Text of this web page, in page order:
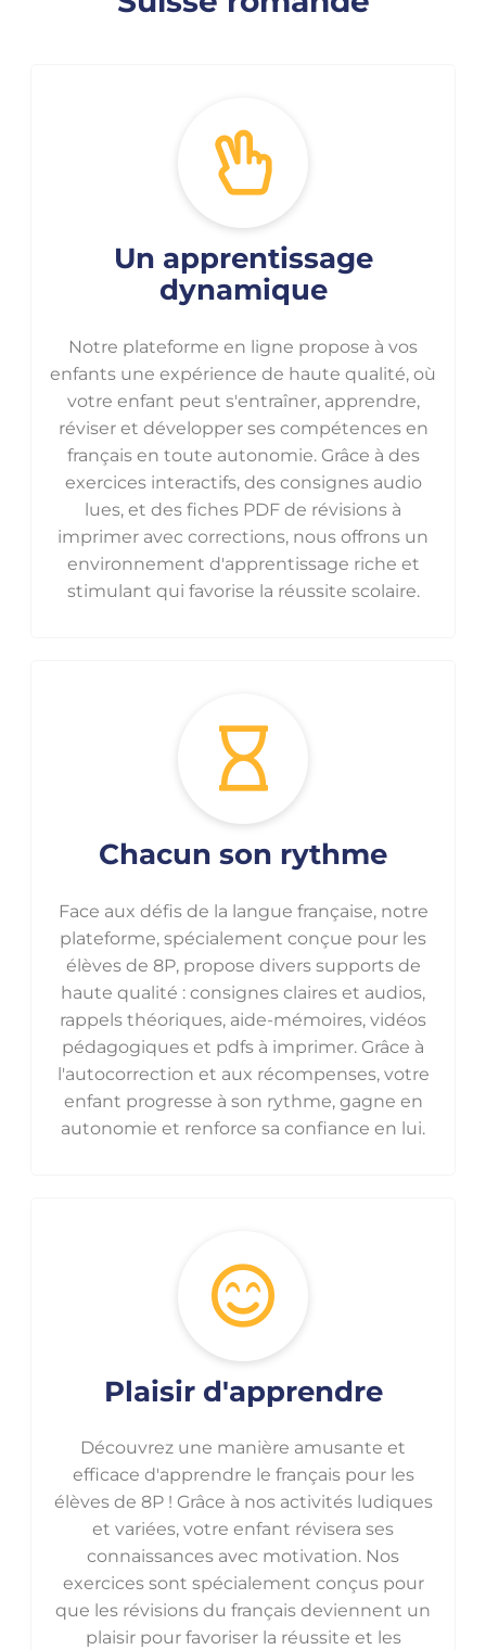
Un apprentissage
dynamique
Notre plateforme en ligne propose à vos
enfants une expérience de haute qualité, où
votre enfant peut s'entraîner, apprendre,
réviser et développer ses compétences en
français en toute autonomie. Grâce à des
exercices interactifs, des consignes audio
lues, et des fiches PDF de révisions à
imprimer avec corrections, nous offrons un
environnement d'apprentissage riche et
stimulant qui favorise la réussite scolaire.
Chacun son rythme
Face aux défis de la langue française, notre
plateforme, spécialement conçue pour les
élèves de 8P, propose divers supports de
haute qualité : consignes claires et audios,
rappels théoriques, aide-mémoires, vidéos
pédagogiques et pdfs à imprimer. Grâce à
l'autocorrection et aux récompenses, votre
enfant progresse à son rythme, gagne en
autonomie et renforce sa confiance en lui.
Plaisir d'apprendre
Découvrez une manière amusante et
efficace d'apprendre le français pour les
élèves de 8P ! Grâce à nos activités ludiques
et variées, votre enfant révisera ses
connaissances avec motivation. Nos
exercices sont spécialement conçus pour
que les révisions du français deviennent un
plaisir pour favoriser la réussite et les